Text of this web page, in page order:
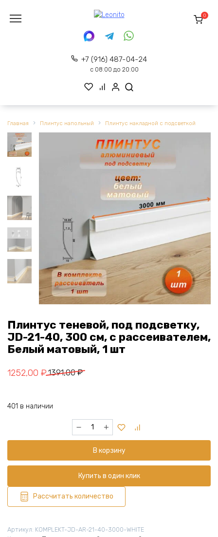
содержанию
+7 (916) 487-04-24
с 08:00 до 20:00
0
Главная Плинтус напольный Плинтус накладной с подсветкой
Плинтус теневой, под подсветку,
JD-21-40, 300 см, с рассеивателем,
Белый матовый, 1 шт
1391,00₽
Первоначальная
1391,00 ₽.
1252,00 ₽
Текущая
401 в наличии
Количество
товара
теневой,
под
подсветку,
JD-
21-
40,
см,
В корзину
Купить в один клик
Рассчитать количество
Артикул: KOMPLEKT-JD-AR-21-40-3000-WHITE